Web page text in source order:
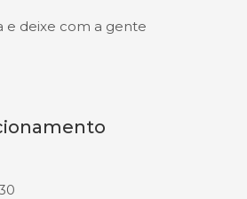
e deixe com a gente